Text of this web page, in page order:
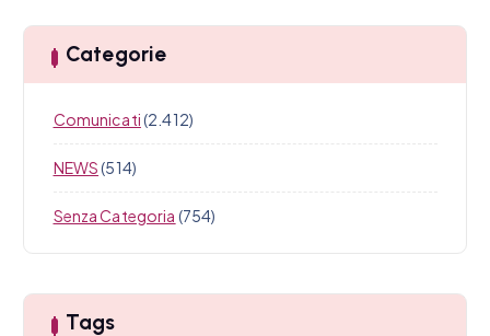
Categorie
Comunicati(2.412)
NEWS(514)
Senza Categoria (754)
Tags